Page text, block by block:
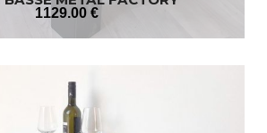
1129.00 €